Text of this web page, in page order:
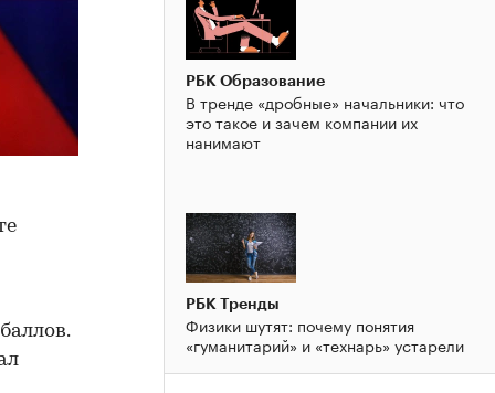
РБК Образование
В тренде «дробные» начальники: что
это такое и зачем компании их
нанимают
РБК Тренды
Физики шутят: почему понятия
«гуманитарий» и «технарь» устарели